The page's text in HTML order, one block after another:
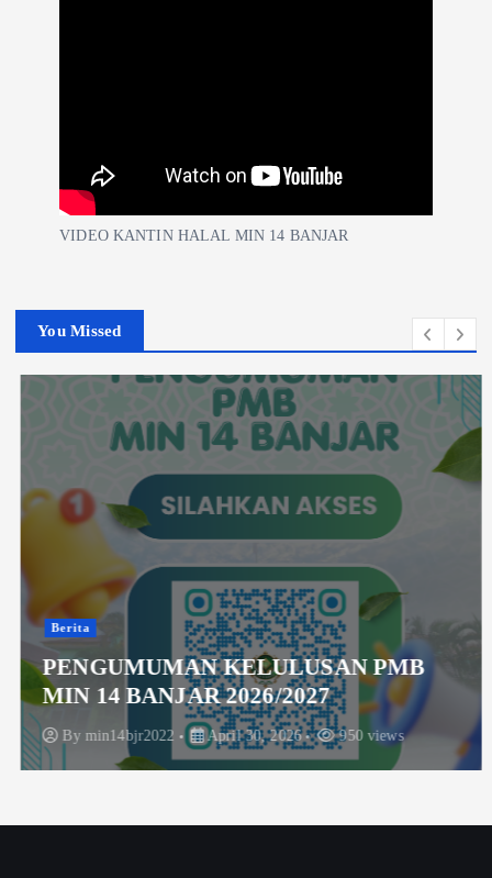
VIDEO KANTIN HALAL MIN 14 BANJAR
You Missed
Berita
PENGUMUMAN KELULUSAN PMB
MIN 14 BANJAR 2026/2027
Bymin14bjr2022 April 30, 2026 950 views